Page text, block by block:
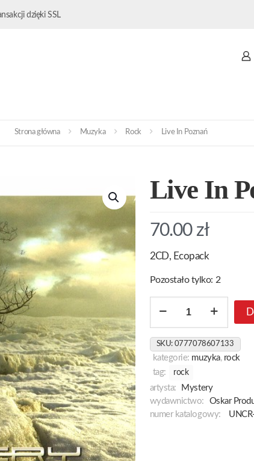
dzięki SSL
Strona główna Muzyka Rock Live In Poznań
Live In
70.00 zł
2CD, Ecopack
Pozostało tylko: 2
Poznań
SKU: 0777078607133
kategorie: muzyka, rock
tag:
rock
artysta:
Mystery
wydawnictwo:
Oskar
numer katalogowy: